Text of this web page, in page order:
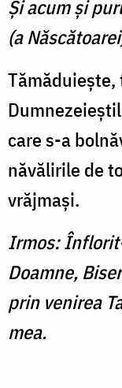
Şi acum şi
(a
Tămăduieşte,
care s-a
năvălirile de
vrăjmaşi.
Irmos:
Doamne,
prin venirea
mea.